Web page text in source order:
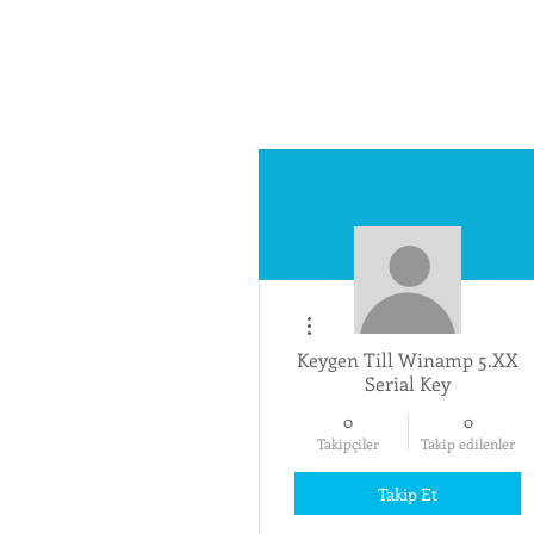
Keygen Till Winamp 5.XX
Serial Key
0
Takipçiler
0
Takip edilenler
Takip Et
Diğer Eylemler